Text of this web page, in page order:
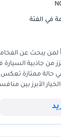
في الفئة
من جاذبية
الخيار الأبرز